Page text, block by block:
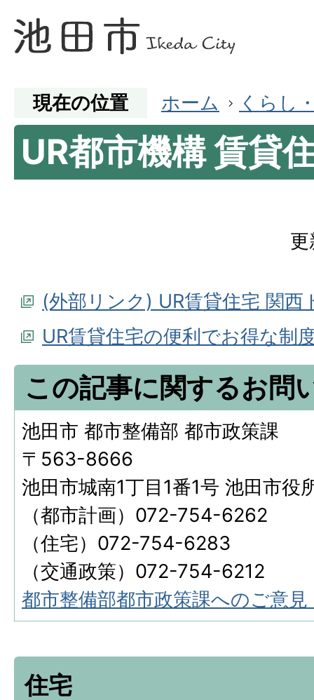
現在の位置 ホーム くらし
UR都市機構 賃貸
(外部リンク) UR賃貸住宅 関西
UR賃貸住宅の便利でお得な制
この記事に関するお問
池田市 都市整備部 都市政策課
〒563-8666
池田市城南1丁目1番1号 池田市役
（都市計画）072-754-6262
（住宅）072-754-6283
（交通政策）072-754-6212
都市整備部都市政策課へのご意
住宅